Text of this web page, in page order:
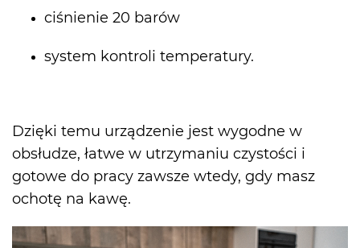
ciśnienie 20 barów
system kontroli temperatury.
Dzięki temu urządzenie jest wygodne w
obsłudze, łatwe w utrzymaniu czystości i
gotowe do pracy zawsze wtedy, gdy masz
ochotę na kawę.